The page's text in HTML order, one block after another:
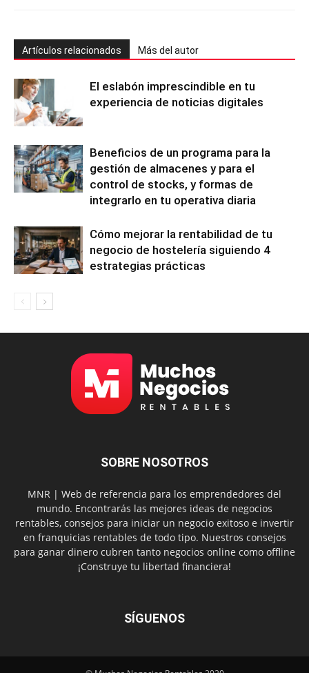
Artículos relacionados Más del autor
El eslabón imprescindible en tu
experiencia de noticias digitales
Beneficios de un programa para la
gestión de almacenes y para el
control de stocks, y formas de
integrarlo en tu operativa diaria
Cómo mejorar la rentabilidad de tu
negocio de hostelería siguiendo 4
estrategias prácticas
SOBRE NOSOTROS
MNR | Web de referencia para los emprendedores del
mundo. Encontrarás las mejores ideas de negocios
rentables, consejos para iniciar un negocio exitoso e invertir
en franquicias rentables de todo tipo. Nuestros consejos
para ganar dinero cubren tanto negocios online como offline
¡Construye tu libertad financiera!
SÍGUENOS